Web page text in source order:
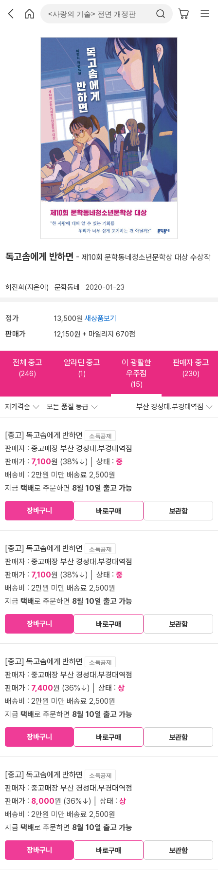
독고솜에게 반하면 - 제10회 문학동네청소년문학상 대상 수상작
허진희(지은이) 문학동네 2020-01-23
정가 13,500원 새상품보기
판매가 12,150원 + 마일리지 670점
전체 중고
(246)
알라딘 중고
(1)
이 광활한
우주점
(15)
판매자 중고
(230)
저가격순 모든 품질 등급 부산 경성대.부경대역점
[중고] 독고솜에게 반하면 소득공제
판매자 : 중고매장 부산 경성대.부경대역점
판매가 : 7,100원 (38%↓) │ 상태 : 중
배송비 : 2만원 미만 배송료 2,500원
지금 택배로 주문하면 8월 10일 출고 가능
장바구니 바로구매 보관함
[중고] 독고솜에게 반하면 소득공제
판매자 : 중고매장 부산 경성대.부경대역점
판매가 : 7,100원 (38%↓) │ 상태 : 중
배송비 : 2만원 미만 배송료 2,500원
지금 택배로 주문하면 8월 10일 출고 가능
장바구니 바로구매 보관함
[중고] 독고솜에게 반하면 소득공제
판매자 : 중고매장 부산 경성대.부경대역점
판매가 : 7,400원 (36%↓) │ 상태 : 상
배송비 : 2만원 미만 배송료 2,500원
지금 택배로 주문하면 8월 10일 출고 가능
장바구니 바로구매 보관함
[중고] 독고솜에게 반하면 소득공제
판매자 : 중고매장 부산 경성대.부경대역점
판매가 : 8,000원 (36%↓) │ 상태 : 상
배송비 : 2만원 미만 배송료 2,500원
지금 택배로 주문하면 8월 10일 출고 가능
장바구니 바로구매 보관함